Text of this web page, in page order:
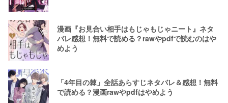
漫画『お見合い相手はもじゃもじゃニート』ネタ
バレ感想！無料で読める？rawやpdfで読むのはや
めよう
「4年目の棘」全話あらすじネタバレ＆感想！無料
で読める？漫画rawやpdfはやめよう